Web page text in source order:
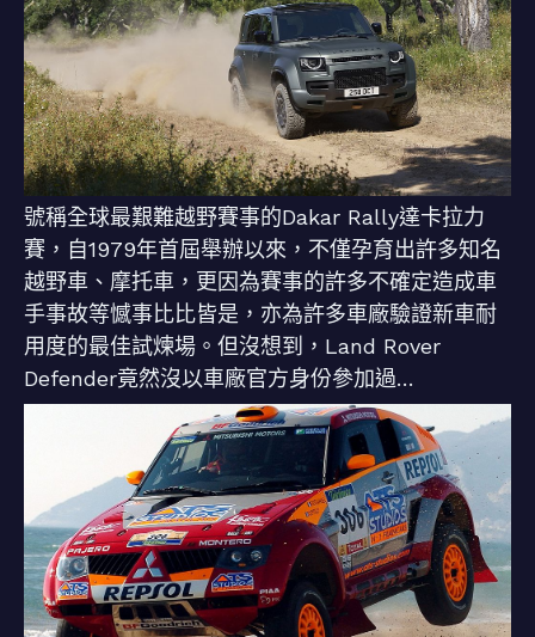
號稱全球最艱難越野賽事的Dakar Rally達卡拉力
賽，自1979年首屆舉辦以來，不僅孕育出許多知名
越野車、摩托車，更因為賽事的許多不確定造成車
手事故等憾事比比皆是，亦為許多車廠驗證新車耐
用度的最佳試煉場。但沒想到，Land Rover
Defender竟然沒以車廠官方身份參加過…